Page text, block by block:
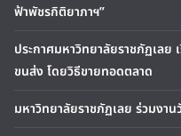
ฟ้าพัชรกิติยาภาฯ”
ประกาศมหาวิทยาลัยราชภัฏเล
ขนส่ง โดยวิธีขายทอดตลาด
มหาวิทยาลัยราชภัฏเลย ร่วมงา